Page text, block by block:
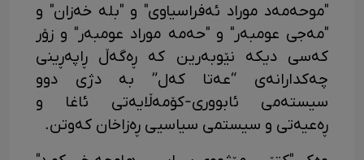
"موحەمەد موراد ئەفراسیاوی" و "بلە خەزان" و
"مەجی عومبەر" و "حەمە موراد عومبەر" و زۆر
کەسی دیکە نێوبەرین کە ڕەگەڵ ڕاپەڕینی
چەکدارانەی “عەتا کەل” بە دژی دوو
سیستەمی ئابووری-کۆمەڵایەتی ئاغا و
ڕەعیەتی و سیستمی سیاسیی ڕەزاخان کەوتن.